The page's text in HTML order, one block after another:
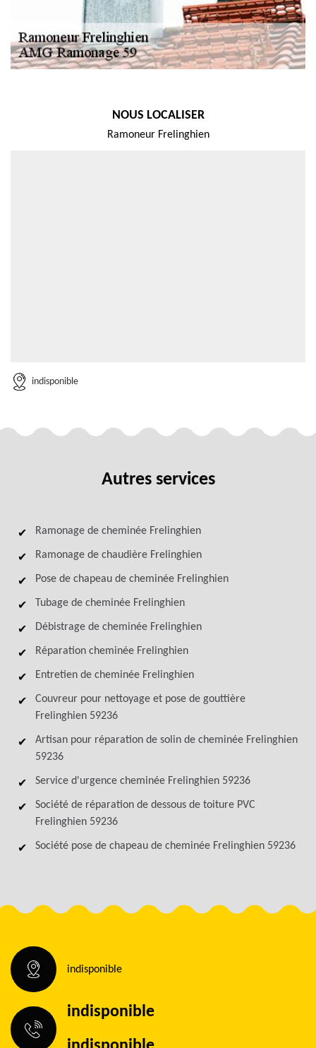
NOUS LOCALISER
Ramoneur Frelinghien
indisponible
Autres services
Ramonage de cheminée Frelinghien
Ramonage de chaudière Frelinghien
Pose de chapeau de cheminée Frelinghien
Tubage de cheminée Frelinghien
Débistrage de cheminée Frelinghien
Réparation cheminée Frelinghien
Entretien de cheminée Frelinghien
Couvreur pour nettoyage et pose de gouttière
Frelinghien 59236
Artisan pour réparation de solin de cheminée Frelinghien
59236
Service d'urgence cheminée Frelinghien 59236
Société de réparation de dessous de toiture PVC
Frelinghien 59236
Société pose de chapeau de cheminée Frelinghien 59236
indisponible
indisponible